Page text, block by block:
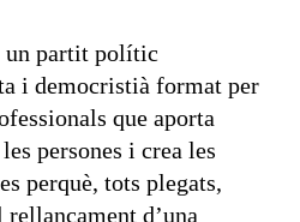
un partit polític
i democristià format per
que aporta
persones i crea les
perquè, tots plegats,
d’una